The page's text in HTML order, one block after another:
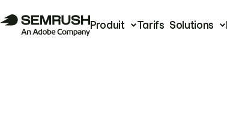
Produit Tarifs Solutions